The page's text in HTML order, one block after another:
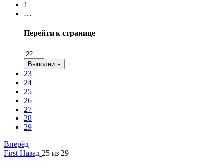
1
…
Перейти к странице
Выполнить
23
24
25
26
27
28
29
Вперёд
First Назад 25 из 29